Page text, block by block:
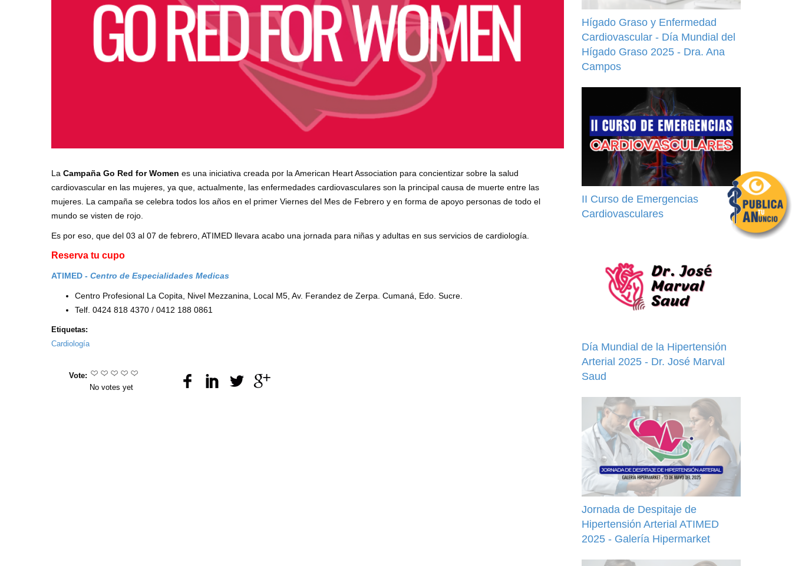
La Campaña Go Red for Women es una iniciativa creada por la American Heart Association para concientizar sobre la salud
cardiovascular en las mujeres, ya que, actualmente, las enfermedades cardiovasculares son la principal causa de muerte entre las
mujeres. La campaña se celebra todos los años en el primer Viernes del Mes de Febrero y en forma de apoyo personas de todo el
mundo se visten de rojo.
Es por eso, que del 03 al 07 de febrero, ATIMED llevara acabo una jornada para niñas y adultas en sus servicios de cardiología.
Reserva tu cupo
ATIMED - Centro de Especialidades Medicas
Centro Profesional La Copita, Nivel Mezzanina, Local M5, Av. Ferandez de Zerpa. Cumaná, Edo. Sucre.
Telf. 0424 818 4370 / 0412 188 0861
Etiquetas:
Cardiología
Vote:
No votes yet
Hígado Graso y Enfermedad
Cardiovascular - Día Mundial del
Hígado Graso 2025 - Dra. Ana
Campos
II Curso de Emergencias
Cardiovasculares
Día Mundial de la Hipertensión
Arterial 2025 - Dr. José Marval
Saud
Jornada de Despitaje de
Hipertensión Arterial ATIMED
2025 - Galería Hipermarket